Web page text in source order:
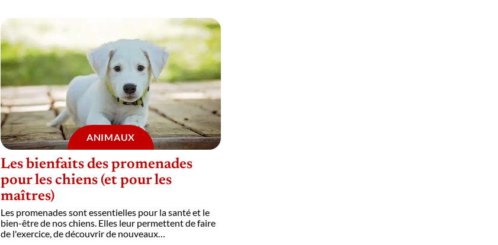
ANIMAUX
Les bienfaits des promenades
pour les chiens (et pour les
maîtres)
Les promenades sont essentielles pour la santé et le
bien-être de nos chiens. Elles leur permettent de faire
de l'exercice, de découvrir de nouveaux…